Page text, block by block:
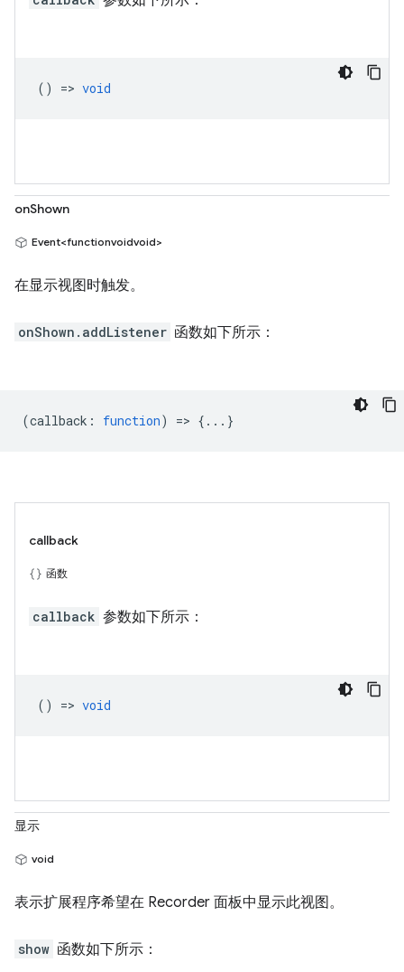
() => void
onShown
Event<functionvoidvoid>
在显示视图时触发。
onShown.addListener 函数如下所示：
(callback : function) => {...}
callback
函数
callback 参数如下所示：
() => void
显示
void
表示扩展程序希望在 Recorder 面板中显示此视图。
show 函数如下所示：